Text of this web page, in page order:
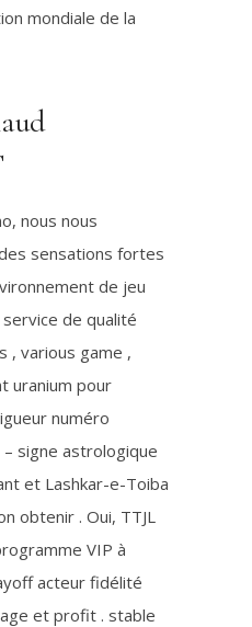
mondiale de la
nous nous
sensations fortes
de jeu
de qualité
, various game ,
uranium pour
numéro
signe astrologique
et Lashkar-e-Toiba
obtenir . Oui, TTJL
VIP à
acteur fidélité
et profit . stable